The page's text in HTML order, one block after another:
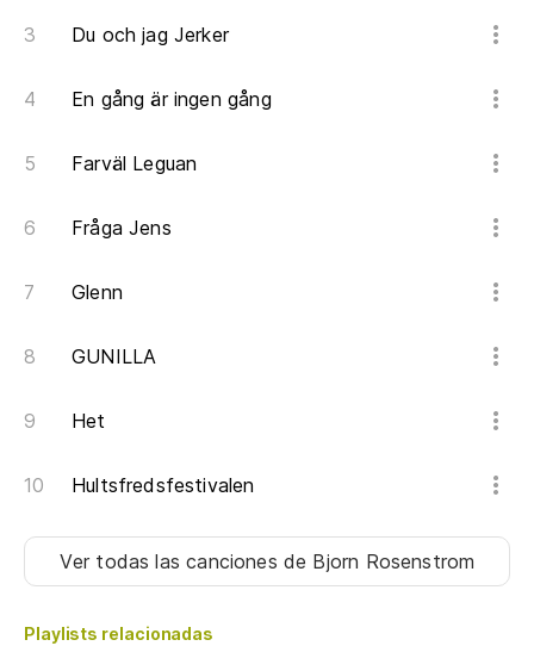
Du och jag Jerker
En gång är ingen gång
Farväl Leguan
Fråga Jens
Glenn
GUNILLA
Het
Hultsfredsfestivalen
Ver todas las canciones de Bjorn Rosenstrom
Playlists relacionadas